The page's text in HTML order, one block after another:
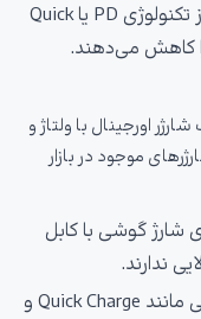
پشتیبانی از فست شارژ: مدل‌هایی که از تکنولوژی PD یا Quick
اورجینال با ولتاژ و
موجود در بازار
شارژ گوشی با کابل
شارژرهای فست شارژ: دارای فناوری‌هایی مانند Quick Charge و